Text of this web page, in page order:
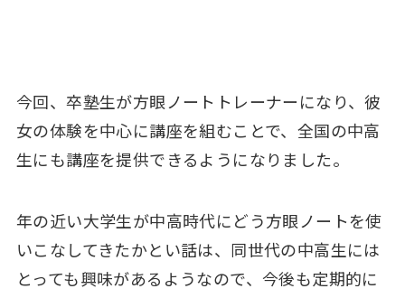
今回、卒塾生が方眼ノートトレーナーになり、彼
女の体験を中心に講座を組むことで、全国の中高
生にも講座を提供できるようになりました。
年の近い大学生が中高時代にどう方眼ノートを使
いこなしてきたかとい話は、同世代の中高生には
とっても興味があるようなので、今後も定期的に